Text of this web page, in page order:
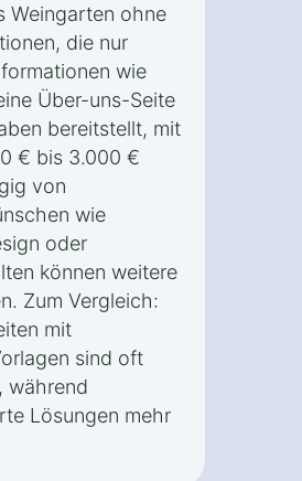
Weingarten ohne
die nur
wie
Über-uns-Seite
bereitstellt, mit
€ bis 3.000 €
von
wie
oder
können weitere
Zum Vergleich:
mit
sind oft
während
Lösungen mehr